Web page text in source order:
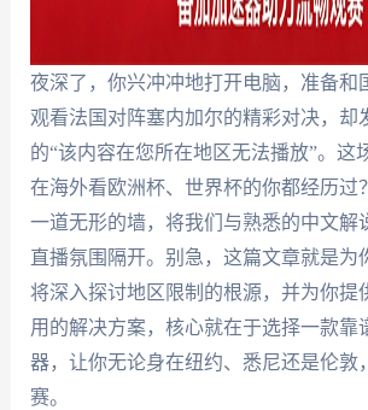
夜深了，你兴冲冲地打开电脑，准备和
观看法国对阵塞内加尔的精彩对决，却
的“该内容在您所在地区无法播放”。这
在海外看欧洲杯、世界杯的你都经历过
一道无形的墙，将我们与熟悉的中文解
直播氛围隔开。别急，这篇文章就是为
将深入探讨地区限制的根源，并为你提
用的解决方案，核心就在于选择一款靠
器，让你无论身在纽约、悉尼还是伦敦
赛。